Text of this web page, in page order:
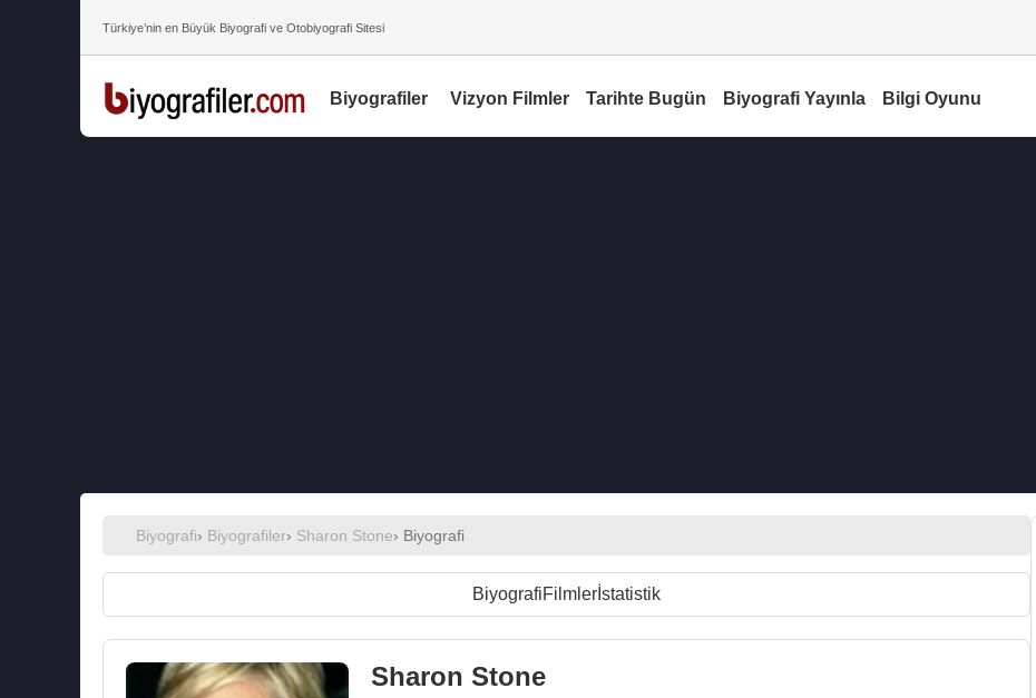
Türkiye’nin en Büyük Biyografi ve Otobiyografi Sitesi
Biyografiler Vizyon Filmler Tarihte Bugün Biyografi Yayınla Bilgi Oyunu
Biyografi› Biyografiler› Sharon Stone› Biyografi
BiyografiFilmler İstatistik
Sharon Stone